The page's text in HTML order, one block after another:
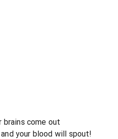
brains come out
your blood will spout!